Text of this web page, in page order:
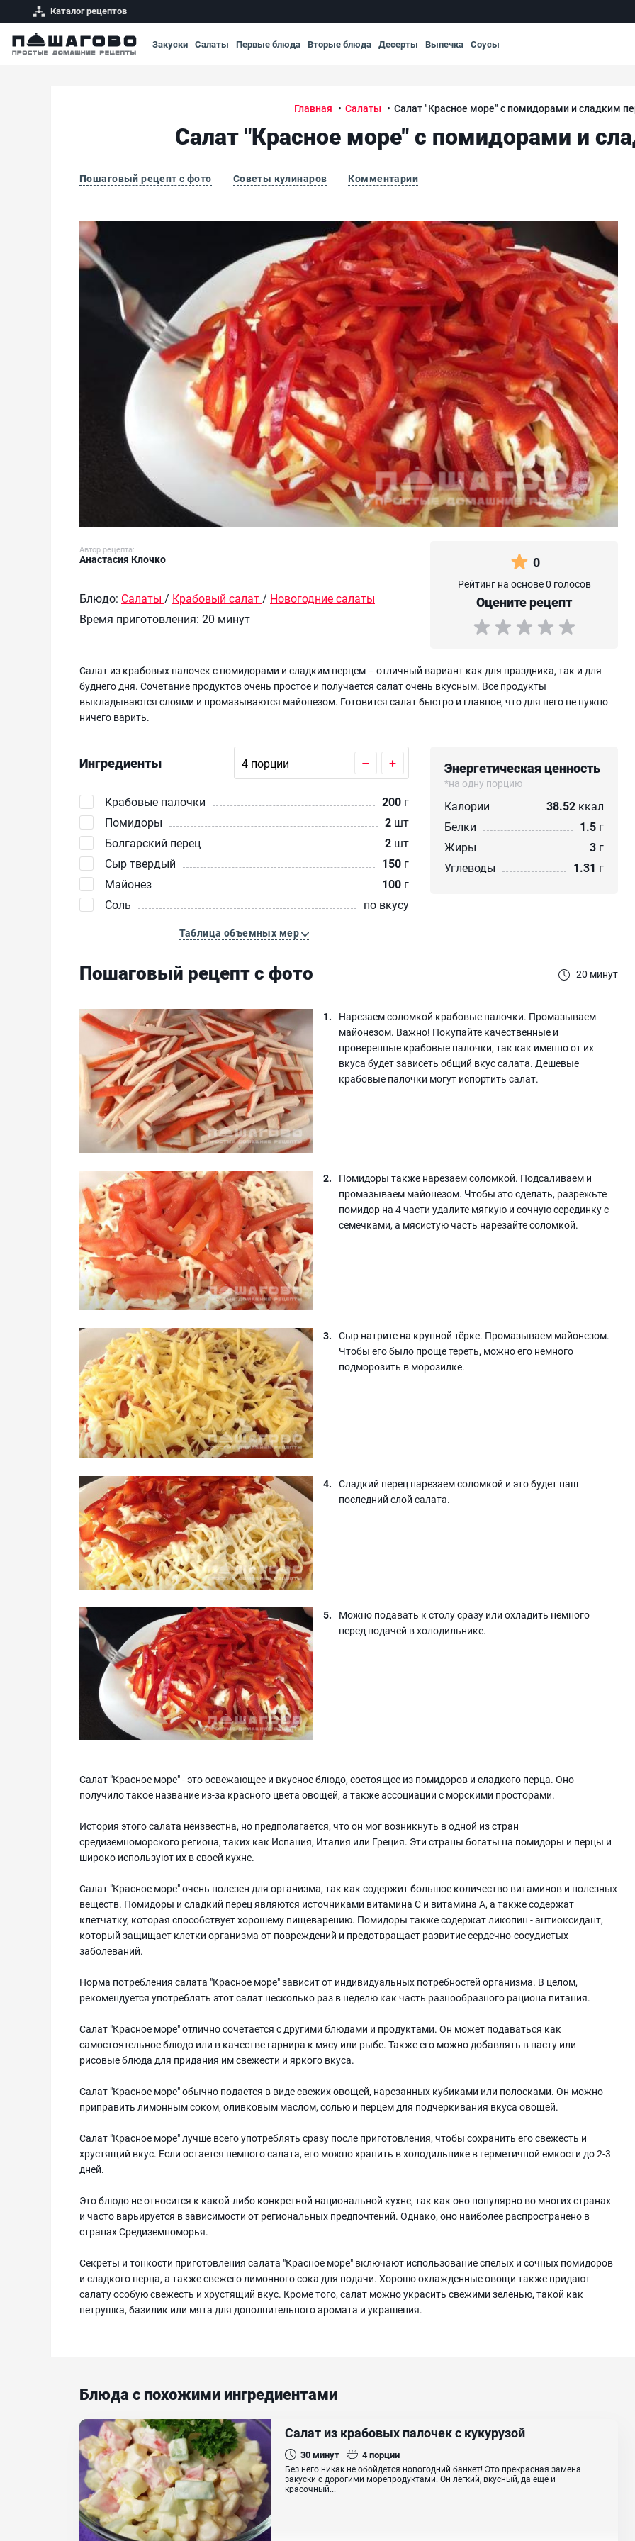
Каталог рецептов
Закуски Салаты Первые блюда Вторые блюда Десерты Выпечка Соусы
Главная Салаты Салат "Красное море" с помидорами и сладким
Салат "Красное море" с помидорами и
Пошаговый рецепт с фото Советы кулинаров Комментарии
Салат "Красное море" с помидорами и сладким перцем
Автор рецепта:
Анастасия Клочко
Блюдо: Салаты / Крабовый салат/ Новогодние салаты
Время приготовления: 20 минут
0
Рейтинг на основе 0 голосов
Оцените рецепт
Салат из крабовых палочек с помидорами и сладким перцем – отличный вариант как для праздника, так и для
буднего дня. Сочетание продуктов очень простое и получается салат очень вкусным. Все продукты
выкладываются слоями и промазываются майонезом. Готовится салат быстро и главное, что для него не нужно
ничего варить.
Ингредиенты – +
Крабовые палочки 200 г
Помидоры
2 шт
Болгарский перец
2 шт
Сыр твердый
150 г
Майонез
100 г
Соль
по вкусу
Таблица объемных мер
Энергетическая ценность
*на одну порцию
Калории 38.52 ккал
Белки
1.5 г
Жиры
3 г
Углеводы
1.31 г
Пошаговый рецепт с фото 20 минут
Нарезаем соломкой крабовые палочки. Промазываем
майонезом. Важно! Покупайте качественные и
проверенные крабовые палочки, так как именно от их
вкуса будет зависеть общий вкус салата. Дешевые
крабовые палочки могут испортить салат.
Помидоры также нарезаем соломкой. Подсаливаем и
промазываем майонезом. Чтобы это сделать, разрежьте
помидор на 4 части удалите мягкую и сочную серединку с
семечками, а мясистую часть нарезайте соломкой.
Сыр натрите на крупной тёрке. Промазываем майонезом.
Чтобы его было проще тереть, можно его немного
подморозить в морозилке.
Сладкий перец нарезаем соломкой и это будет наш
последний слой салата.
Можно подавать к столу сразу или охладить немного
перед подачей в холодильнике.
Салат "Красное море" - это освежающее и вкусное блюдо, состоящее из помидоров и сладкого перца. Оно
получило такое название из-за красного цвета овощей, а также ассоциации с морскими просторами.
История этого салата неизвестна, но предполагается, что он мог возникнуть в одной из стран
средиземноморского региона, таких как Испания, Италия или Греция. Эти страны богаты на помидоры и перцы и
широко используют их в своей кухне.
Салат "Красное море" очень полезен для организма, так как содержит большое количество витаминов и полезных
веществ. Помидоры и сладкий перец являются источниками витамина C и витамина А, а также содержат
клетчатку, которая способствует хорошему пищеварению. Помидоры также содержат ликопин - антиоксидант,
который защищает клетки организма от повреждений и предотвращает развитие сердечно-сосудистых
заболеваний.
Норма потребления салата "Красное море" зависит от индивидуальных потребностей организма. В целом,
рекомендуется употреблять этот салат несколько раз в неделю как часть разнообразного рациона питания.
Салат "Красное море" отлично сочетается с другими блюдами и продуктами. Он может подаваться как
самостоятельное блюдо или в качестве гарнира к мясу или рыбе. Также его можно добавлять в пасту или
рисовые блюда для придания им свежести и яркого вкуса.
Салат "Красное море" обычно подается в виде свежих овощей, нарезанных кубиками или полосками. Он можно
приправить лимонным соком, оливковым маслом, солью и перцем для подчеркивания вкуса овощей.
Салат "Красное море" лучше всего употреблять сразу после приготовления, чтобы сохранить его свежесть и
хрустящий вкус. Если остается немного салата, его можно хранить в холодильнике в герметичной емкости до 2-3
дней.
Это блюдо не относится к какой-либо конкретной национальной кухне, так как оно популярно во многих странах
и часто варьируется в зависимости от региональных предпочтений. Однако, оно наиболее распространено в
странах Средиземноморья.
Секреты и тонкости приготовления салата "Красное море" включают использование спелых и сочных помидоров
и сладкого перца, а также свежего лимонного сока для подачи. Хорошо охлажденные овощи также придают
салату особую свежесть и хрустящий вкус. Кроме того, салат можно украсить свежими зеленью, такой как
петрушка, базилик или мята для дополнительного аромата и украшения.
Блюда с похожими ингредиентами
Салат из крабовых палочек с кукурузой
30минут 4порции
Без него никак не обойдется новогодний банкет! Это прекрасная замена
закуски с дорогими морепродуктами. Он лёгкий, вкусный, да ещё и
красочный...